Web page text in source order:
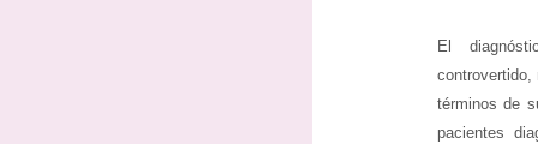
El
términos de
pacientes